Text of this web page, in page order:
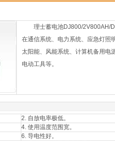
理士蓄电池DJ800/2V800AH/
在通信系统、电力系统、应急灯照
太阳能、风能系统、计算机备用电
电动工具等。
2. 自放电率极低。
4. 使用温度范围宽。
6. 导电性好。